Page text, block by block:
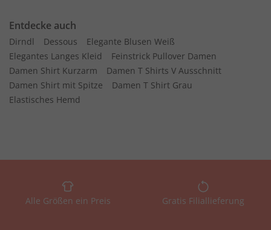
Entdecke auch
Dirndl Dessous
Elegante Blusen Weiß
Elegantes Langes Kleid
Feinstrick Pullover Damen
Damen Shirt Kurzarm
Damen T Shirts V Ausschnitt
Damen Shirt mit Spitze
Damen T Shirt Grau
Elastisches Hemd
Alle Größen ein Preis Gratis Filiallieferung